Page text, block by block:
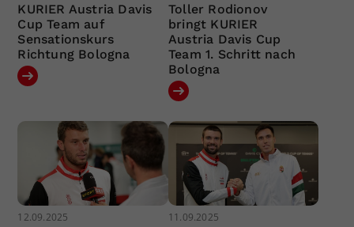
KURIER Austria Davis
Cup Team auf
Sensationskurs
Richtung Bologna
Toller Rodionov
bringt KURIER
Austria Davis Cup
Team 1. Schritt nach
Bologna
12.09.2025 11.09.2025